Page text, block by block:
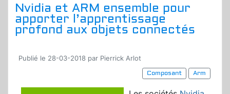
Nvidia et ARM ensemble pour
apporter l’apprentissage
profond aux objets connectés
Publié le 28-03-2018 par Pierrick Arlot
Composant
Arm